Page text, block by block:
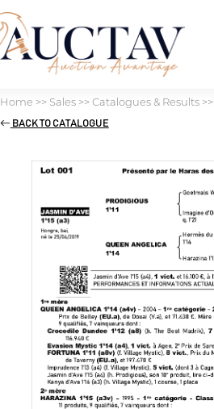
Home >> Sales>>Catalogues & Results>>
BACK TO CATALOGUE